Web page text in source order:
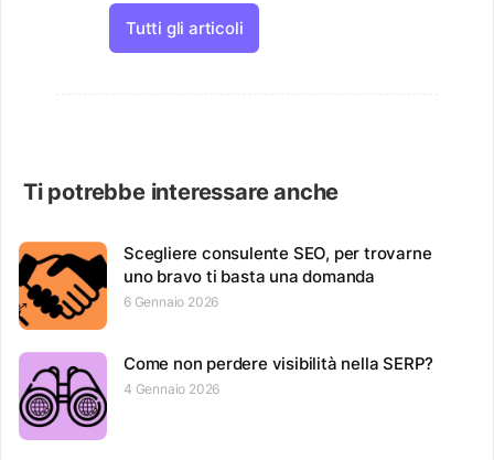
Tutti gli articoli
Ti potrebbe interessare anche
Scegliere consulente SEO, per trovarne
uno bravo ti basta una domanda
6 Gennaio 2026
Come non perdere visibilità nella SERP?
4 Gennaio 2026